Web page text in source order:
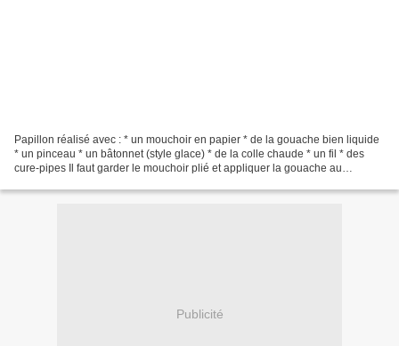
Papillon réalisé avec : * un mouchoir en papier * de la gouache bien liquide
* un pinceau * un bâtonnet (style glace) * de la colle chaude * un fil * des
cure-pipes Il faut garder le mouchoir plié et appliquer la gouache au
Publicité